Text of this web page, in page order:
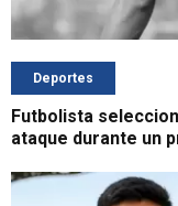
Deportes
Futbolista
ataque durante un